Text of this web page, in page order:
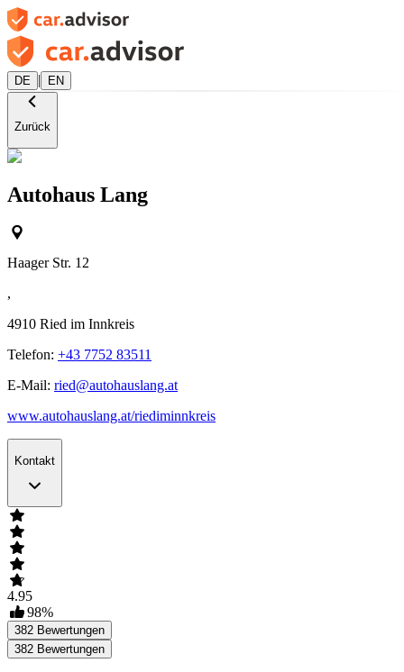
DE | EN
Zurück
Autohaus Lang
Haager Str. 12
,
4910 Ried im Innkreis
Telefon: +43 7752 83511
E-Mail: ried@autohauslang.at
www.autohauslang.at/riediminnkreis
Kontakt
4.95
98%
382 Bewertungen
382 Bewertungen